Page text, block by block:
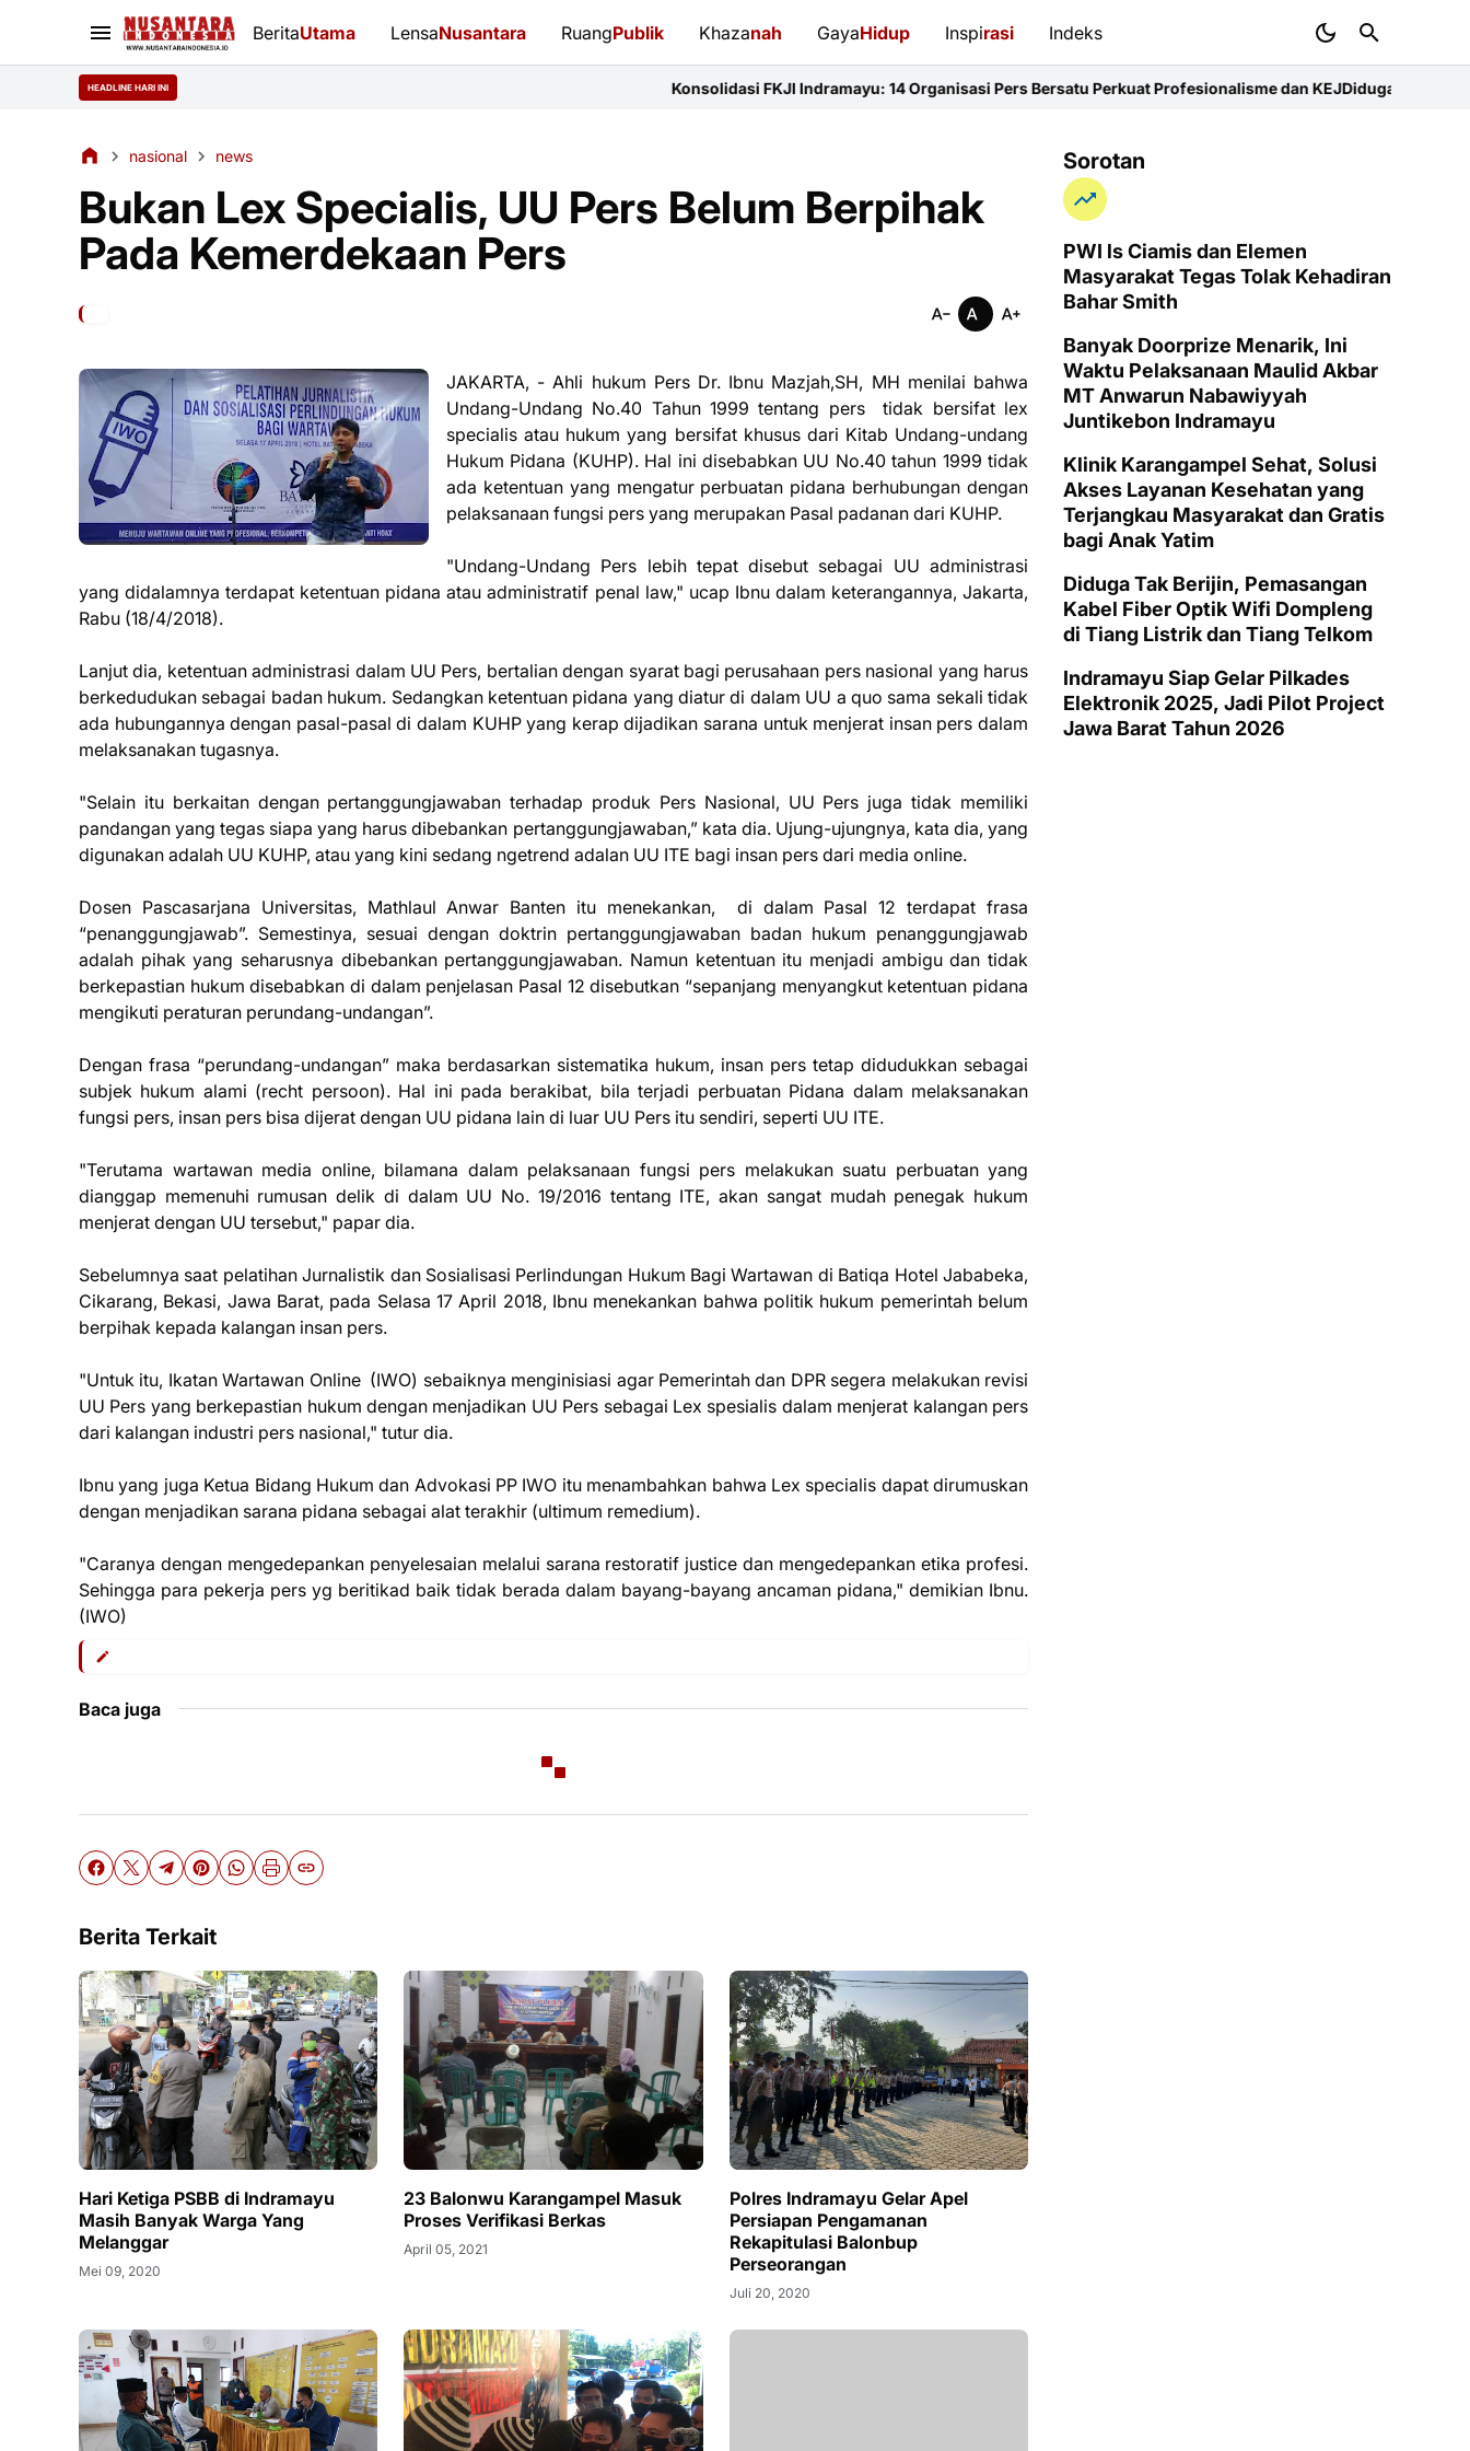
BeritaUtama LensaNusantara RuangPublik Khazanah GayaHidup Inspirasi Indeks
HEADLINE HARI INI Konsolidasi FKJI Indramayu: 14 Organisasi Pers Bersatu Perkuat Profesionalisme dan KEJDiduga Sunat Ketebalan Jalan di
nasional news
Bukan Lex Specialis, UU Pers Belum Berpihak
Pada Kemerdekaan Pers
JAKARTA, - Ahli hukum Pers Dr. Ibnu Mazjah,SH, MH menilai bahwa
Undang-Undang No.40 Tahun 1999 tentang pers tidak bersifat lex
specialis atau hukum yang bersifat khusus dari Kitab Undang-undang
Hukum Pidana (KUHP). Hal ini disebabkan UU No.40 tahun 1999 tidak
ada ketentuan yang mengatur perbuatan pidana berhubungan dengan
pelaksanaan fungsi pers yang merupakan Pasal padanan dari KUHP.
"Undang-Undang Pers lebih tepat disebut sebagai UU administrasi
yang didalamnya terdapat ketentuan pidana atau administratif penal law," ucap Ibnu dalam keterangannya, Jakarta,
Rabu (18/4/2018).
Lanjut dia, ketentuan administrasi dalam UU Pers, bertalian dengan syarat bagi perusahaan pers nasional yang harus
berkedudukan sebagai badan hukum. Sedangkan ketentuan pidana yang diatur di dalam UU a quo sama sekali tidak
ada hubungannya dengan pasal-pasal di dalam KUHP yang kerap dijadikan sarana untuk menjerat insan pers dalam
melaksanakan tugasnya.
"Selain itu berkaitan dengan pertanggungjawaban terhadap produk Pers Nasional, UU Pers juga tidak memiliki
pandangan yang tegas siapa yang harus dibebankan pertanggungjawaban,” kata dia. Ujung-ujungnya, kata dia, yang
digunakan adalah UU KUHP, atau yang kini sedang ngetrend adalan UU ITE bagi insan pers dari media online.
Dosen Pascasarjana Universitas, Mathlaul Anwar Banten itu menekankan, di dalam Pasal 12 terdapat frasa
“penanggungjawab”. Semestinya, sesuai dengan doktrin pertanggungjawaban badan hukum penanggungjawab
adalah pihak yang seharusnya dibebankan pertanggungjawaban. Namun ketentuan itu menjadi ambigu dan tidak
berkepastian hukum disebabkan di dalam penjelasan Pasal 12 disebutkan “sepanjang menyangkut ketentuan pidana
mengikuti peraturan perundang-undangan”.
Dengan frasa “perundang-undangan” maka berdasarkan sistematika hukum, insan pers tetap didudukkan sebagai
subjek hukum alami (recht persoon). Hal ini pada berakibat, bila terjadi perbuatan Pidana dalam melaksanakan
fungsi pers, insan pers bisa dijerat dengan UU pidana lain di luar UU Pers itu sendiri, seperti UU ITE.
"Terutama wartawan media online, bilamana dalam pelaksanaan fungsi pers melakukan suatu perbuatan yang
dianggap memenuhi rumusan delik di dalam UU No. 19/2016 tentang ITE, akan sangat mudah penegak hukum
menjerat dengan UU tersebut," papar dia.
Sebelumnya saat pelatihan Jurnalistik dan Sosialisasi Perlindungan Hukum Bagi Wartawan di Batiqa Hotel Jababeka,
Cikarang, Bekasi, Jawa Barat, pada Selasa 17 April 2018, Ibnu menekankan bahwa politik hukum pemerintah belum
berpihak kepada kalangan insan pers.
"Untuk itu, Ikatan Wartawan Online (IWO) sebaiknya menginisiasi agar Pemerintah dan DPR segera melakukan revisi
UU Pers yang berkepastian hukum dengan menjadikan UU Pers sebagai Lex spesialis dalam menjerat kalangan pers
dari kalangan industri pers nasional," tutur dia.
Ibnu yang juga Ketua Bidang Hukum dan Advokasi PP IWO itu menambahkan bahwa Lex specialis dapat dirumuskan
dengan menjadikan sarana pidana sebagai alat terakhir (ultimum remedium).
"Caranya dengan mengedepankan penyelesaian melalui sarana restoratif justice dan mengedepankan etika profesi.
Sehingga para pekerja pers yg beritikad baik tidak berada dalam bayang-bayang ancaman pidana," demikian Ibnu.
(IWO)
Baca juga
Berita Terkait
Hari Ketiga PSBB di Indramayu
Masih Banyak Warga Yang
Melanggar
Mei 09, 2020
23 Balonwu Karangampel Masuk
Proses Verifikasi Berkas
April 05, 2021
Polres Indramayu Gelar Apel
Persiapan Pengamanan
Rekapitulasi Balonbup
Perseorangan
Juli 20, 2020
Sorotan
PWI ls Ciamis dan Elemen
Masyarakat Tegas Tolak Kehadiran
Bahar Smith
Banyak Doorprize Menarik, Ini
Waktu Pelaksanaan Maulid Akbar
MT Anwarun Nabawiyyah
Juntikebon Indramayu
Klinik Karangampel Sehat, Solusi
Akses Layanan Kesehatan yang
Terjangkau Masyarakat dan Gratis
bagi Anak Yatim
Diduga Tak Berijin, Pemasangan
Kabel Fiber Optik Wifi Dompleng
di Tiang Listrik dan Tiang Telkom
Indramayu Siap Gelar Pilkades
Elektronik 2025, Jadi Pilot Project
Jawa Barat Tahun 2026